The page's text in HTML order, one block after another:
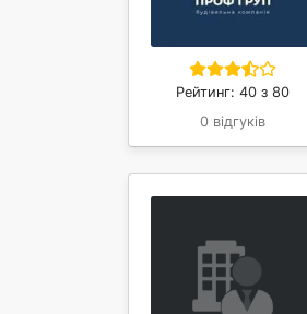
Рейтинг: 40 з 80
0 відгуків